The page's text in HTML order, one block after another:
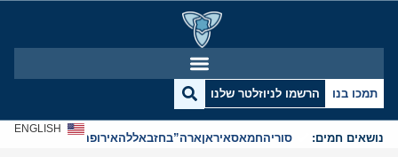
תמכו בנו הרשמו לניוזלטר שלנו
נושאים חמים: סוריהחמאסאיראןארה”בחזבאללהאירופהאנטישמיות
ENGLISH